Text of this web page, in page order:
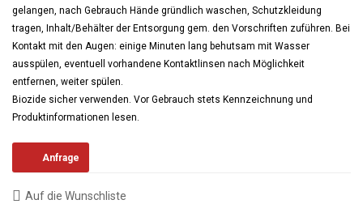
gelangen, nach Gebrauch Hände gründlich waschen, Schutzkleidung
tragen, Inhalt/Behälter der Entsorgung gem. den Vorschriften zuführen. Bei
Kontakt mit den Augen: einige Minuten lang behutsam mit Wasser
ausspülen, eventuell vorhandene Kontaktlinsen nach Möglichkeit
entfernen, weiter spülen.
Biozide sicher verwenden. Vor Gebrauch stets Kennzeichnung und
Produktinformationen lesen.
Anfrage
Auf die Wunschliste